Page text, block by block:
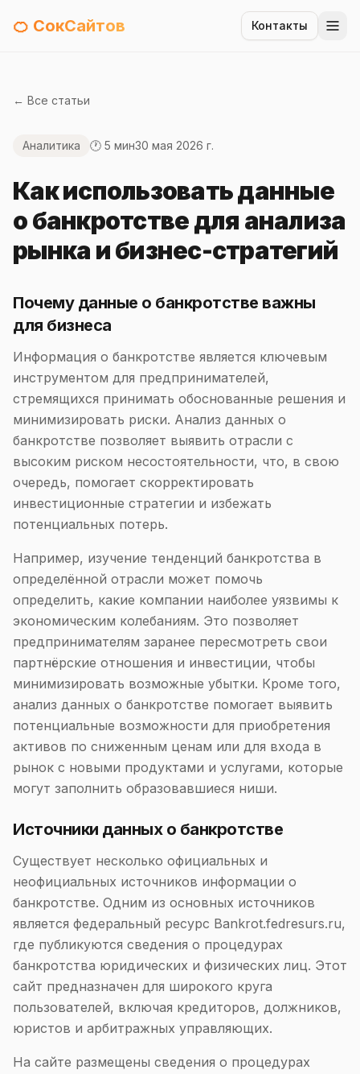
🍊 СокСайтов Контакты
← Все статьи
Аналитика 🕐 5 мин30 мая 2026 г.
Как использовать данные
о банкротстве для анализа
рынка и бизнес-стратегий
Почему данные о банкротстве важны
для бизнеса
Информация о банкротстве является ключевым
инструментом для предпринимателей,
стремящихся принимать обоснованные решения и
минимизировать риски. Анализ данных о
банкротстве позволяет выявить отрасли с
высоким риском несостоятельности, что, в свою
очередь, помогает скорректировать
инвестиционные стратегии и избежать
потенциальных потерь.
Например, изучение тенденций банкротства в
определённой отрасли может помочь
определить, какие компании наиболее уязвимы к
экономическим колебаниям. Это позволяет
предпринимателям заранее пересмотреть свои
партнёрские отношения и инвестиции, чтобы
минимизировать возможные убытки. Кроме того,
анализ данных о банкротстве помогает выявить
потенциальные возможности для приобретения
активов по сниженным ценам или для входа в
рынок с новыми продуктами и услугами, которые
могут заполнить образовавшиеся ниши.
Источники данных о банкротстве
Существует несколько официальных и
неофициальных источников информации о
банкротстве. Одним из основных источников
является федеральный ресурс Bankrot.fedresurs.ru,
где публикуются сведения о процедурах
банкротства юридических и физических лиц. Этот
сайт предназначен для широкого круга
пользователей, включая кредиторов, должников,
юристов и арбитражных управляющих.
На сайте размещены сведения о процедурах